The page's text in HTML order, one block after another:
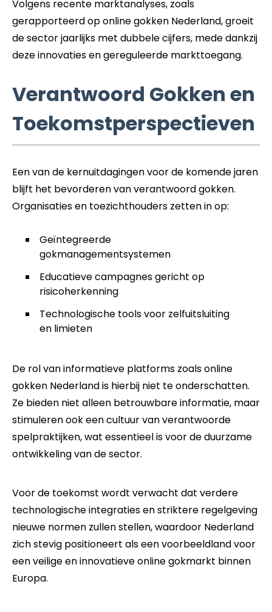
Volgens recente marktanalyses, zoals
gerapporteerd op online gokken Nederland, groeit
de sector jaarlijks met dubbele cijfers, mede dankzij
deze innovaties en gereguleerde markttoegang.
Verantwoord Gokken en
Toekomstperspectieven
Een van de kernuitdagingen voor de komende jaren
blijft het bevorderen van verantwoord gokken.
Organisaties en toezichthouders zetten in op:
Geïntegreerde
gokmanagementsystemen
Educatieve campagnes gericht op
risicoherkenning
Technologische tools voor zelfuitsluiting
en limieten
De rol van informatieve platforms zoals online
gokken Nederland is hierbij niet te onderschatten.
Ze bieden niet alleen betrouwbare informatie, maar
stimuleren ook een cultuur van verantwoorde
spelpraktijken, wat essentieel is voor de duurzame
ontwikkeling van de sector.
Voor de toekomst wordt verwacht dat verdere
technologische integraties en striktere regelgeving
nieuwe normen zullen stellen, waardoor Nederland
zich stevig positioneert als een voorbeeldland voor
een veilige en innovatieve online gokmarkt binnen
Europa.